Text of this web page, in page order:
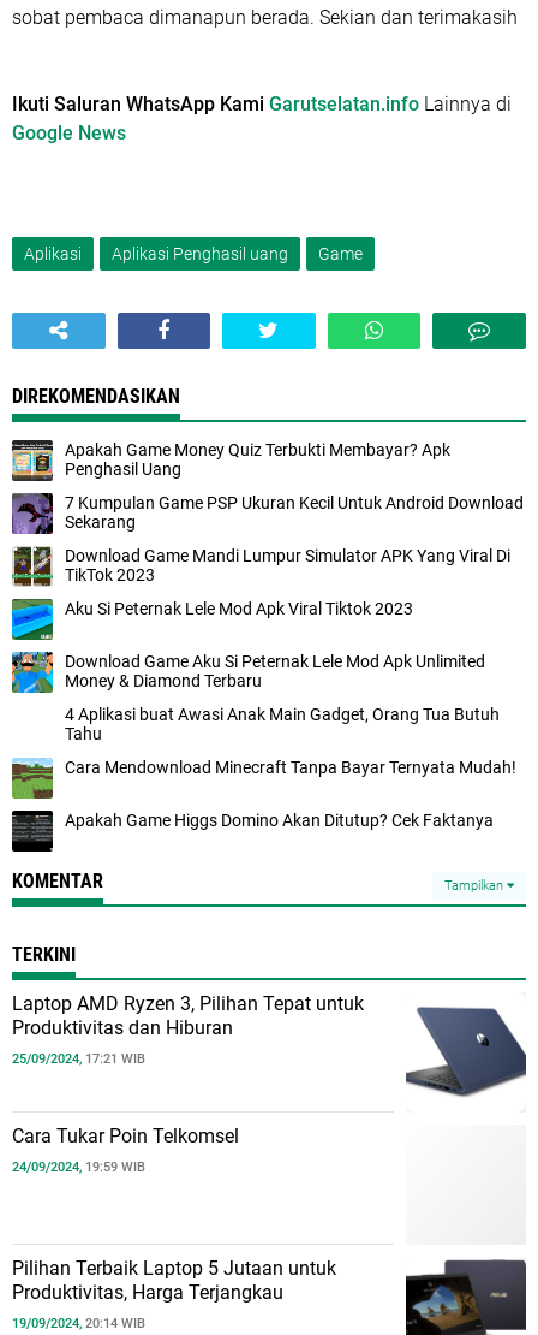
sobat pembaca dimanapun berada. Sekian dan terimakasih
Ikuti Saluran WhatsApp Kami Garutselatan.info Lainnya di
Google News
Aplikasi Aplikasi Penghasil uang Game
DIREKOMENDASIKAN
Apakah Game Money Quiz Terbukti Membayar? Apk
Penghasil Uang
7 Kumpulan Game PSP Ukuran Kecil Untuk Android Download
Sekarang
Download Game Mandi Lumpur Simulator APK Yang Viral Di
TikTok 2023
Aku Si Peternak Lele Mod Apk Viral Tiktok 2023
Download Game Aku Si Peternak Lele Mod Apk Unlimited
Money & Diamond Terbaru
4 Aplikasi buat Awasi Anak Main Gadget, Orang Tua Butuh
Tahu
Cara Mendownload Minecraft Tanpa Bayar Ternyata Mudah!
Apakah Game Higgs Domino Akan Ditutup? Cek Faktanya
KOMENTAR Tampilkan
TERKINI
Laptop AMD Ryzen 3, Pilihan Tepat untuk
Produktivitas dan Hiburan
25/09/2024, 17:21 WIB
Cara Tukar Poin Telkomsel
24/09/2024, 19:59 WIB
Pilihan Terbaik Laptop 5 Jutaan untuk
Produktivitas, Harga Terjangkau
19/09/2024, 20:14 WIB